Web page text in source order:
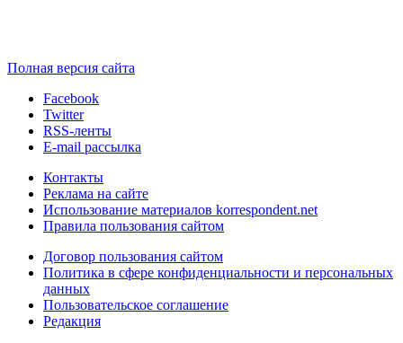
Полная версия сайта
Facebook
Twitter
RSS-ленты
E-mail рассылка
Контакты
Реклама на сайте
Использование материалов korrespondent.net
Правила пользования сайтом
Договор пользования сайтом
Политика в сфере конфиденциальности и персональных
данных
Пользовательское соглашение
Редакция